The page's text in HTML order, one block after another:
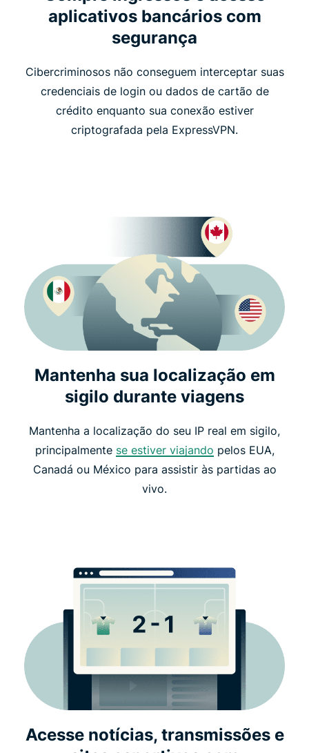
aplicativos bancários com
segurança
Cibercriminosos não conseguem interceptar suas
credenciais de login ou dados de cartão de
crédito enquanto sua conexão estiver
criptografada pela ExpressVPN.
Mantenha sua localização em
sigilo durante viagens
Mantenha a localização do seu IP real em sigilo,
principalmente se estiver viajando pelos EUA,
Canadá ou México para assistir às partidas ao
vivo.
Acesse notícias, transmissões e